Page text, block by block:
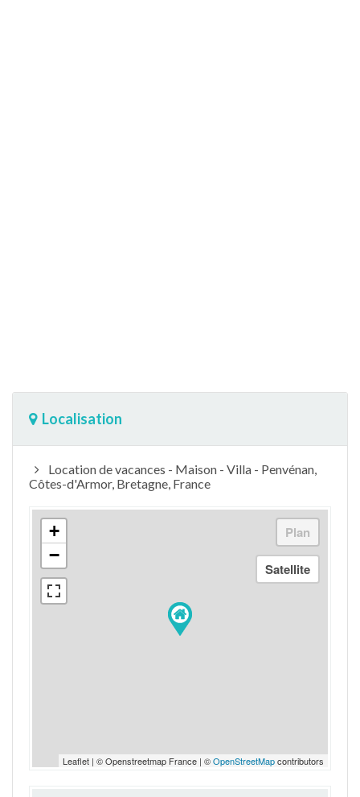
Localisation
Location de vacances - Maison - Villa - Penvénan,
Côtes-d'Armor, Bretagne, France
+
−
Leaflet | © Openstreetmap France | ©OpenStreetMapcontributors